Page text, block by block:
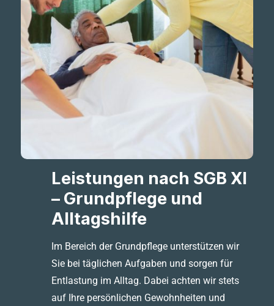
Leistungen nach SGB XI
– Grundpflege und
Alltagshilfe
Im Bereich der Grundpflege unterstützen wir
Sie bei täglichen Aufgaben und sorgen für
Entlastung im Alltag. Dabei achten wir stets
auf Ihre persönlichen Gewohnheiten und